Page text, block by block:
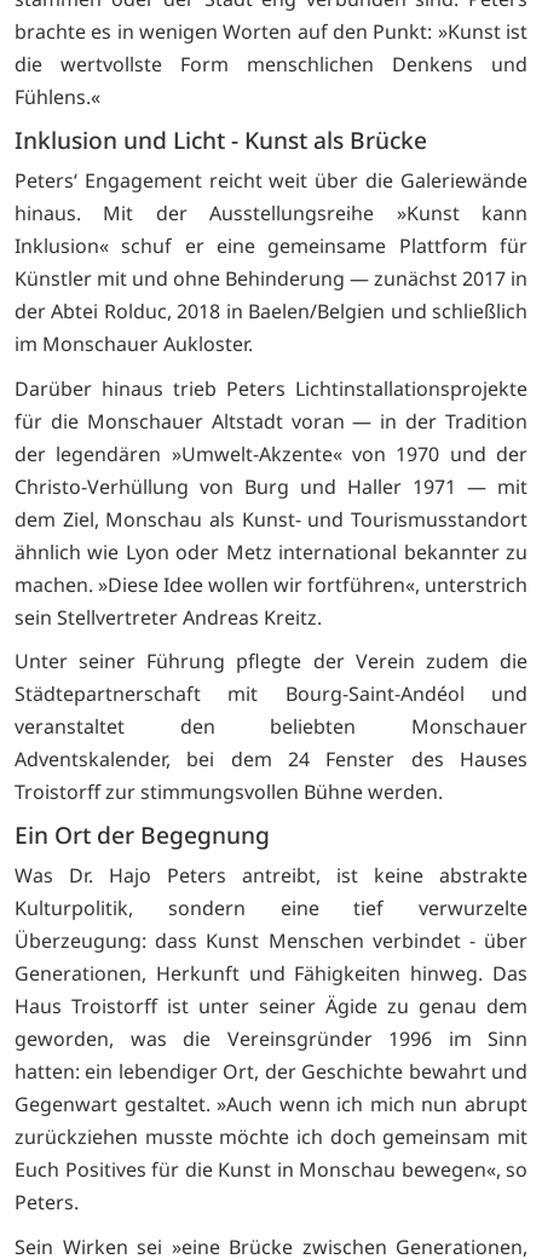
brachte es in wenigen Worten auf den Punkt: »Kunst ist
die wertvollste Form menschlichen Denkens und
Fühlens.«
Inklusion und Licht - Kunst als Brücke
Peters‘ Engagement reicht weit über die Galeriewände
hinaus. Mit der Ausstellungsreihe »Kunst kann
Inklusion« schuf er eine gemeinsame Plattform für
Künstler mit und ohne Behinderung — zunächst 2017 in
der Abtei Rolduc, 2018 in Baelen/Belgien und schließlich
im Monschauer Aukloster.
Darüber hinaus trieb Peters Lichtinstallationsprojekte
für die Monschauer Altstadt voran — in der Tradition
der legendären »Umwelt-Akzente« von 1970 und der
Christo-Verhüllung von Burg und Haller 1971 — mit
dem Ziel, Monschau als Kunst- und Tourismusstandort
ähnlich wie Lyon oder Metz international bekannter zu
machen. »Diese Idee wollen wir fortführen«, unterstrich
sein Stellvertreter Andreas Kreitz.
Unter seiner Führung pflegte der Verein zudem die
Städtepartnerschaft mit Bourg-Saint-Andéol und
veranstaltet den beliebten Monschauer
Adventskalender, bei dem 24 Fenster des Hauses
Troistorff zur stimmungsvollen Bühne werden.
Ein Ort der Begegnung
Was Dr. Hajo Peters antreibt, ist keine abstrakte
Kulturpolitik, sondern eine tief verwurzelte
Überzeugung: dass Kunst Menschen verbindet - über
Generationen, Herkunft und Fähigkeiten hinweg. Das
Haus Troistorff ist unter seiner Ägide zu genau dem
geworden, was die Vereinsgründer 1996 im Sinn
hatten: ein lebendiger Ort, der Geschichte bewahrt und
Gegenwart gestaltet. »Auch wenn ich mich nun abrupt
zurückziehen musste möchte ich doch gemeinsam mit
Euch Positives für die Kunst in Monschau bewegen«, so
Peters.
Sein Wirken sei »eine Brücke zwischen Generationen,